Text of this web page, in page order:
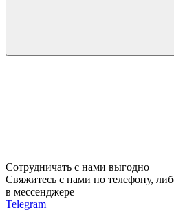
Сотрудничать с нами выгодно
Свяжитесь с нами по телефону,
в мессенджере
Telegram